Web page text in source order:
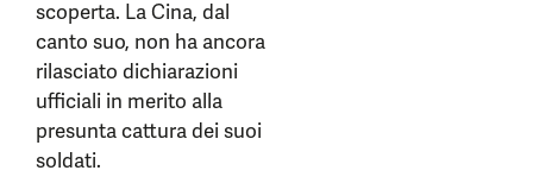
scoperta. La Cina, dal
canto suo, non ha ancora
rilasciato dichiarazioni
ufficiali in merito alla
presunta cattura dei suoi
soldati.